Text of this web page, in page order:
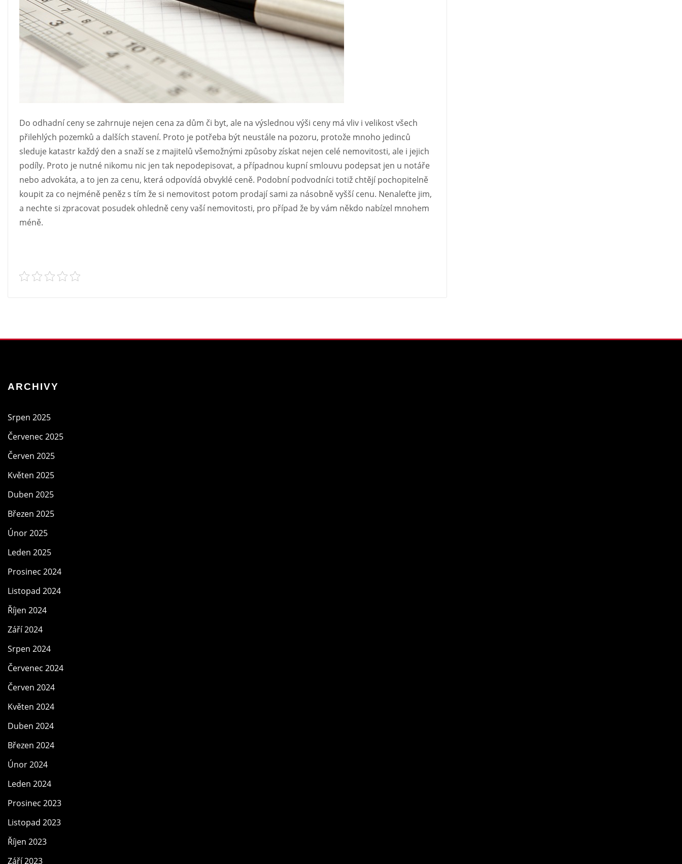
Do odhadní ceny se zahrnuje nejen cena za dům či byt, ale na výslednou výši ceny má vliv i velikost všech
přilehlých pozemků a dalších stavení. Proto je potřeba být neustále na pozoru, protože mnoho jedinců
sleduje katastr každý den a snaží se z majitelů všemožnými způsoby získat nejen celé nemovitosti, ale i jejich
podíly. Proto je nutné nikomu nic jen tak nepodepisovat, a případnou kupní smlouvu podepsat jen u notáře
nebo advokáta, a to jen za cenu, která odpovídá obvyklé ceně. Podobní podvodníci totiž chtějí pochopitelně
koupit za co nejméně peněz s tím že si nemovitost potom prodají sami za násobně vyšší cenu. Nenaleťte jim,
a nechte si zpracovat posudek ohledně ceny vaší nemovitosti, pro případ že by vám někdo nabízel mnohem
méně.
ARCHIVY
Srpen 2025
Červenec 2025
Červen 2025
Květen 2025
Duben 2025
Březen 2025
Únor 2025
Leden 2025
Prosinec 2024
Listopad 2024
Říjen 2024
Září 2024
Srpen 2024
Červenec 2024
Červen 2024
Květen 2024
Duben 2024
Březen 2024
Únor 2024
Leden 2024
Prosinec 2023
Listopad 2023
Říjen 2023
Září 2023